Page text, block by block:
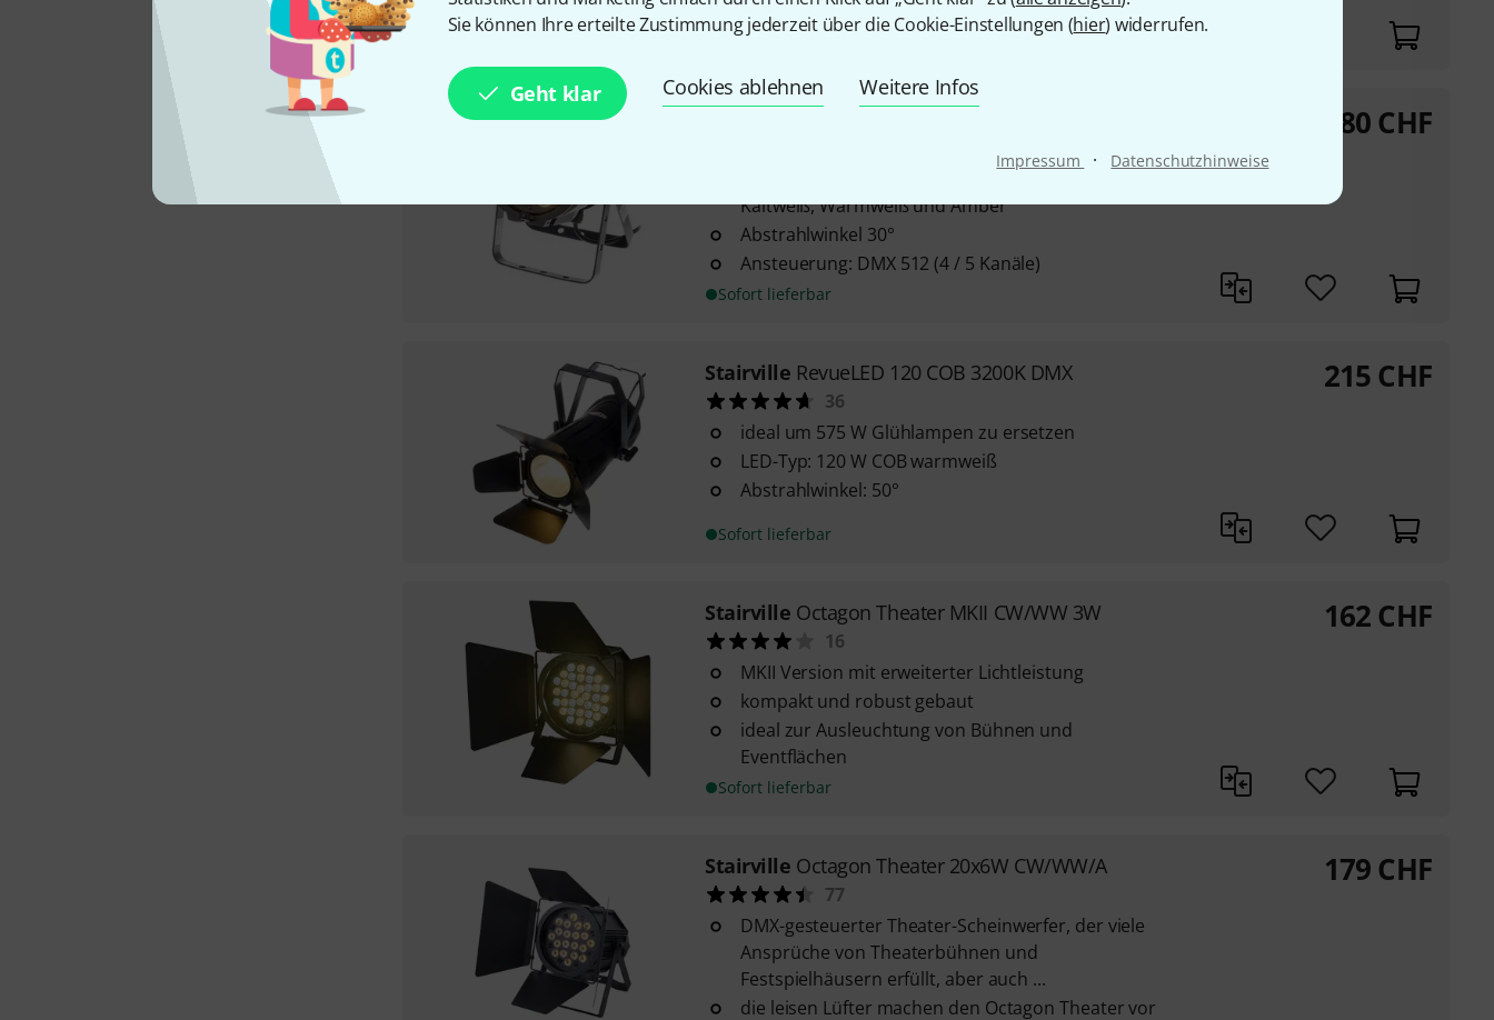
Sie können Ihre erteilte Zustimmung jederzeit über die Cookie-Einstellungen (hier) widerrufen.
Geht klar Cookies ablehnen Weitere Infos
Impressum · Datenschutzhinweise
Frontlicht
Sofort lieferbar
Kaltweiß, Warmweiß und Amber
Abstrahlwinkel 30°
Ansteuerung: DMX 512 (4 / 5 Kanäle)
Sofort lieferbar
80CHF
Stairville RevueLED 120 COB 3200K DMX
36
ideal um 575 W Glühlampen zu ersetzen
LED-Typ: 120 W COB warmweiß
Abstrahlwinkel: 50°
Sofort lieferbar
215CHF
Stairville Octagon Theater MKII CW/WW 3W
16
MKII Version mit erweiterter Lichtleistung
kompakt und robust gebaut
ideal zur Ausleuchtung von Bühnen und
Eventflächen
Sofort lieferbar
162CHF
Stairville Octagon Theater 20x6W CW/WW/A
77
DMX-gesteuerter Theater-Scheinwerfer, der viele
Ansprüche von Theaterbühnen und
Festspielhäusern erfüllt, aber auch ...
die leisen Lüfter machen den Octagon Theater vor
179CHF